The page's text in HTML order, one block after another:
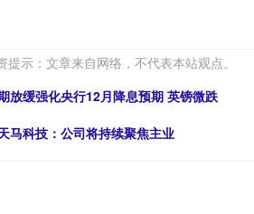
提示：文章来自网络，不代表本站观点。
放缓强化央行12月降息预期 英镑微跌
马科技：公司将持续聚焦主业